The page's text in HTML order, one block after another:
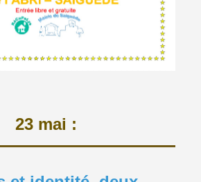
23 mai :